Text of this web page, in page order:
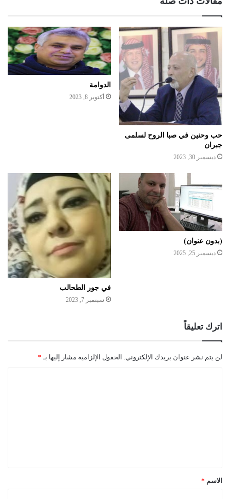
حب وحنين في صبا الروح لسلمى
جبران
ديسمبر 30, 2023
الدوامة
أكتوبر 8, 2023
(بدون عنوان)
ديسمبر 25, 2025
في جور الطحالب
سبتمبر 7, 2023
اترك تعليقاً
لن يتم نشر عنوان بريدك الإلكتروني. الحقول الإلزامية مشار إليها بـ *
ق
*الاسم *